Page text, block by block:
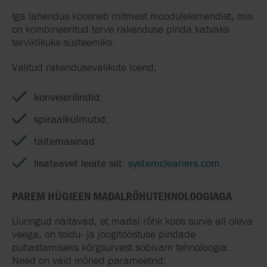
Iga lahendus koosneb mitmest moodulelemendist, mis
on kombineeritud terve rakenduse pinda katvaks
terviklikuks süsteemiks.
Valitud rakendusevalikute loend:
konveierilindid;
spiraalkülmutid;
täitemasinad
lisateavet leiate siit: systemcleaners.com
PAREM HÜGIEEN MADALRÕHUTEHNOLOOGIAGA
Uuringud näitavad, et madal rõhk koos surve all oleva
veega, on toidu- ja joogitööstuse pindade
puhastamiseks kõrgsurvest sobivam tehnoloogia.
Need on vaid mõned parameetrid: